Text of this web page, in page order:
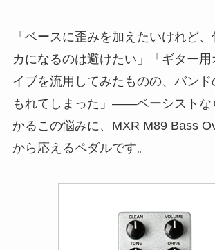
「ベースに歪みを加えたいけれど
カになるのは避けたい」「ギター用
イブを流用してみたものの、バン
もれてしまった」——ベーシストな
かるこの悩みに、MXR M89 Bass
から応えるペダルです。